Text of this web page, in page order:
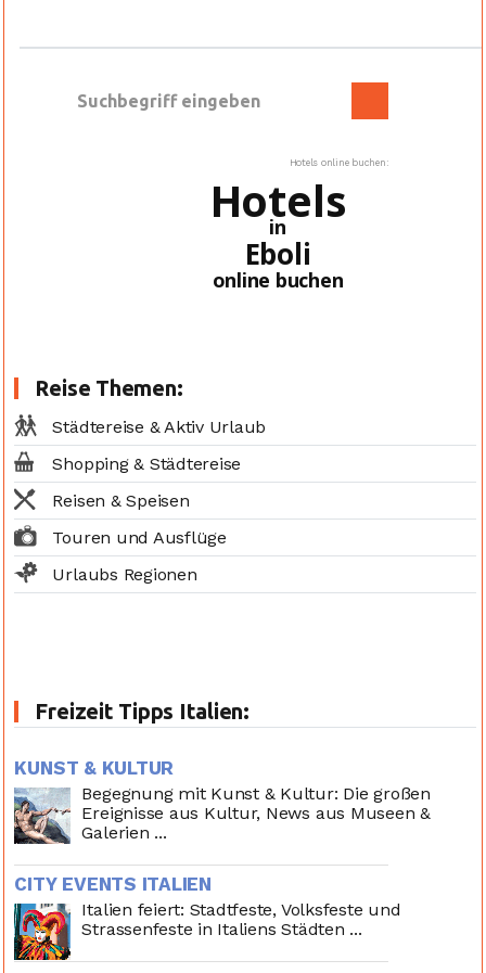
Hotels online buchen:
Hotels
in
Eboli
online buchen
Reise Themen:
Städtereise & Aktiv Urlaub
Shopping & Städtereise
Reisen & Speisen
Touren und Ausflüge
Urlaubs Regionen
Freizeit Tipps Italien:
KUNST & KULTUR
Begegnung mit Kunst & Kultur: Die großen
Ereignisse aus Kultur, News aus Museen &
Galerien ...
CITY EVENTS ITALIEN
Italien feiert: Stadtfeste, Volksfeste und
Strassenfeste in Italiens Städten ...